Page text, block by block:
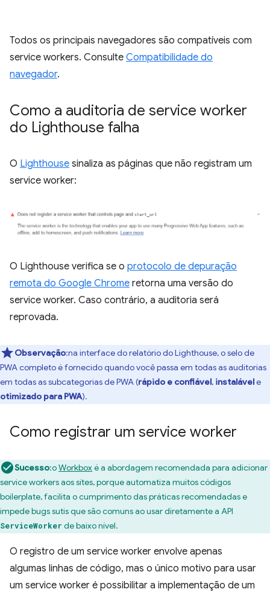
Todos os principais navegadores são compatíveis com
service workers. Consulte Compatibilidade do
navegador.
Como a auditoria de service worker
do Lighthouse falha
O Lighthouse sinaliza as páginas que não registram um
service worker:
O Lighthouse verifica se o protocolo de depuração
remota do Google Chrome retorna uma versão do
service worker. Caso contrário, a auditoria será
reprovada.
Observação:na interface do relatório do Lighthouse, o selo de
PWA completo é fornecido quando você passa em todas as auditorias
em todas as subcategorias de PWA (rápido e confiável, instalávele
otimizado para PWA).
Como registrar um service worker
Sucesso:oWorkboxé a abordagem recomendada para adicionar
service workers aos sites, porque automatiza muitos códigos
boilerplate, facilita o cumprimento das práticas recomendadas e
impede bugs sutis que são comuns ao usar diretamente a API
ServiceWorker de baixo nível.
O registro de um service worker envolve apenas
algumas linhas de código, mas o único motivo para usar
um service worker é possibilitar a implementação de um